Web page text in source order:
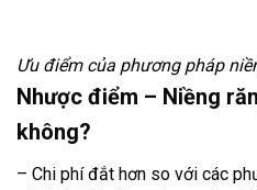
Ưu điểm của phương pháp
Nhược điểm – Niềng
không?
– Chi phí đắt hơn so với các